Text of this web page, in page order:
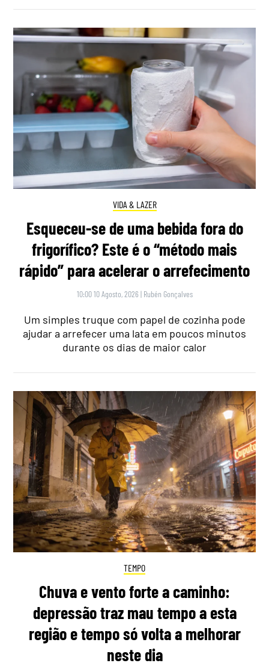
VIDA & LAZER
Esqueceu-se de uma bebida fora do
frigorífico? Este é o “método mais
rápido” para acelerar o arrefecimento
10:00 10 Agosto, 2026 | Rubén Gonçalves
Um simples truque com papel de cozinha pode
ajudar a arrefecer uma lata em poucos minutos
durante os dias de maior calor
TEMPO
Chuva e vento forte a caminho:
depressão traz mau tempo a esta
região e tempo só volta a melhorar
neste dia